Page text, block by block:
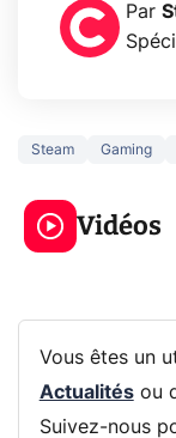
Par
Steam Gaming
Vidéos
3 écrans
319€ ?
Vous êtes un
Actualitésou
Suivez-nous